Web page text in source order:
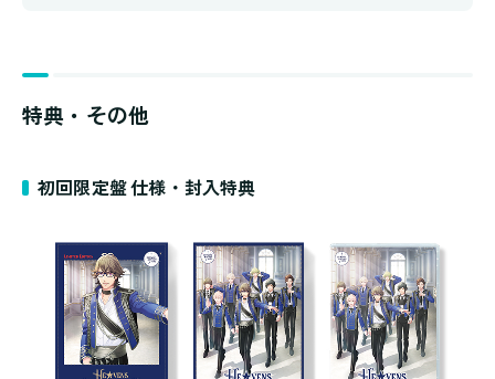
特典・その他
初回限定盤 仕様・封入特典